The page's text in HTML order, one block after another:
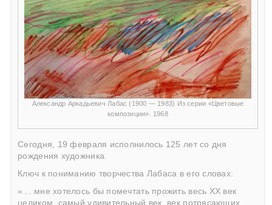
Александр Аркадьевич Лабас (1900 — 1983) Из серии «Цветовые
композиции». 1968
Сегодня, 19 февраля исполнилось 125 лет со дня
рождения художника.
Ключ к пониманию творчества Лабаса в его словах:
«… мне хотелось бы помечтать прожить весь ХХ век
целиком, самый удивительный век, век потрясающих